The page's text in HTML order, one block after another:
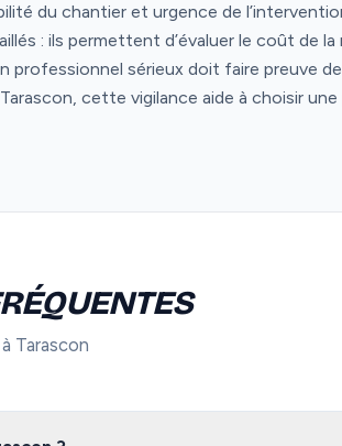
du chantier et urgence de
: ils permettent d’évaluer le coût de la
sérieux doit faire preuve
cette vigilance aide à choisir
Tarascon